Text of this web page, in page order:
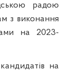
радою
з виконання
на 2023-
на